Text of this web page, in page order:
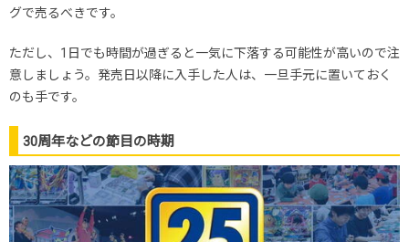
グで売るべきです。
ただし、1日でも時間が過ぎると一気に下落する可能性が高いので注
意しましょう。発売日以降に入手した人は、一旦手元に置いておく
のも手です。
30周年などの節目の時期